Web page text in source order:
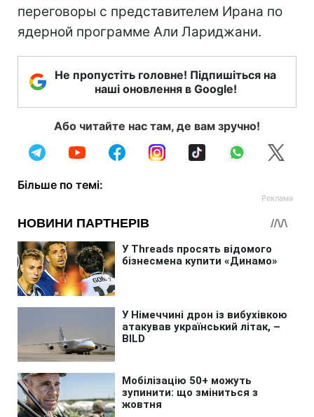
переговоры с представителем Ирана по
ядерной программе Али Лариджани.
Не пропустіть головне! Підпишіться на
наші оновлення в Google!
Або читайте нас там, де вам зручно!
Більше по темі: